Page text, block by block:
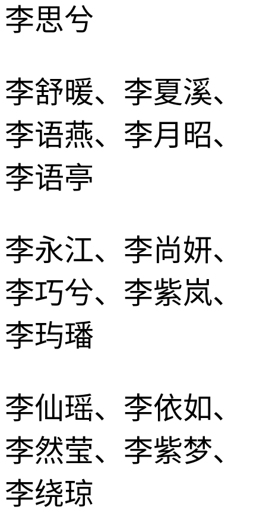
李思兮
李舒暖、李夏溪、
李语燕、李月昭、
李语亭
李永江、李尚妍、
李巧兮、李紫岚、
李玙璠
李仙瑶、李依如、
李然莹、李紫梦、
李绕琼